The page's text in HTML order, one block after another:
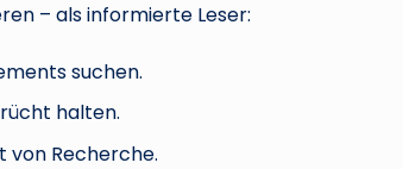
– als informierte Leser:
suchen.
halten.
Recherche.